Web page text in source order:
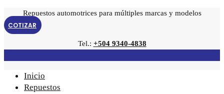
Repuestos automotrices para múltiples marcas y modelos
COTIZAR
Tel.: +504 9340-4838
Inicio
Repuestos